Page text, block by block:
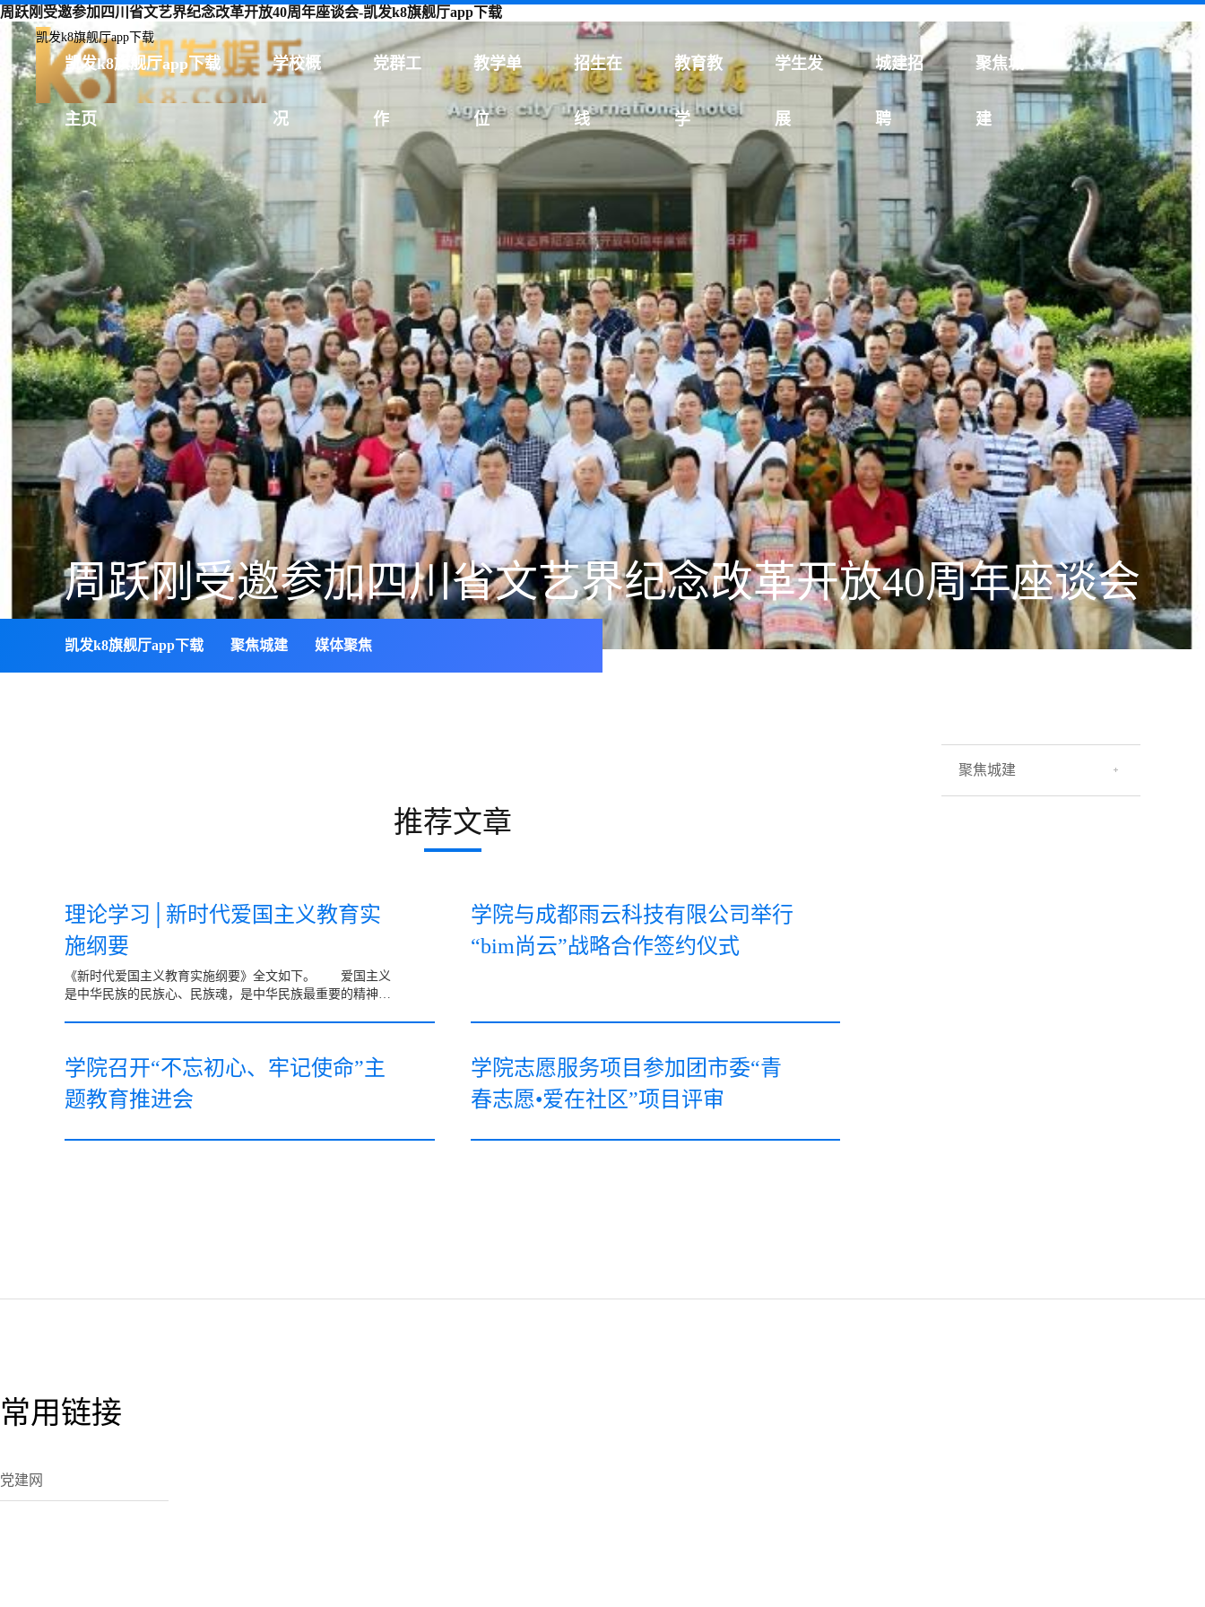
周跃刚受邀参加四川省文艺界纪念改革开放40周年座谈会-凯发k8旗舰厅app下载
凯发k8旗舰厅app下载
凯发k8旗舰厅app下载
主页
学校概
况
党群工
作
教学单
位
招生在
线
教育教
学
学生发
展
城建招
聘
聚焦城
建
周跃刚受邀参加四川省文艺界纪念改革开放40周年座谈会
凯发k8旗舰厅app下载 聚焦城建 媒体聚焦
聚焦城建
推荐文章
理论学习│新时代爱国主义教育实
施纲要
《新时代爱国主义教育实施纲要》全文如下。 爱国主义
是中华民族的民族心、民族魂，是中华民族最重要的精神财
学院与成都雨云科技有限公司举行
“bim尚云”战略合作签约仪式
学院召开“不忘初心、牢记使命”主
题教育推进会
学院志愿服务项目参加团市委“青
春志愿•爱在社区”项目评审
常用链接
党建网